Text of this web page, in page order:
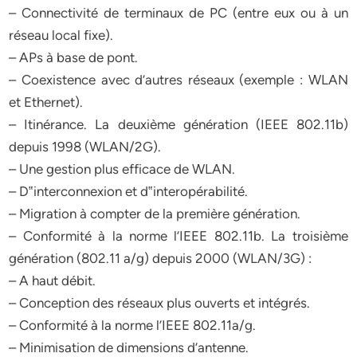
– Connectivité de terminaux de PC (entre eux ou à un
réseau local fixe).
– APs à base de pont.
– Coexistence avec d’autres réseaux (exemple : WLAN
et Ethernet).
– Itinérance. La deuxième génération (IEEE 802.11b)
depuis 1998 (WLAN/2G).
– Une gestion plus efficace de WLAN.
– D‟interconnexion et d‟interopérabilité.
– Migration à compter de la première génération.
– Conformité à la norme l’IEEE 802.11b. La troisième
génération (802.11 a/g) depuis 2000 (WLAN/3G) :
– A haut débit.
– Conception des réseaux plus ouverts et intégrés.
– Conformité à la norme l’IEEE 802.11a/g.
– Minimisation de dimensions d’antenne.